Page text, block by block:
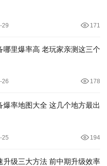
29 171
哪里爆率高 老玩家亲测这三个
26 178
爆率地图大全 这几个地方最出
25 194
升级三大方法 前中期升级效率